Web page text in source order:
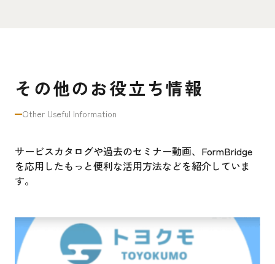
その他のお役立ち情報
Other Useful Information
サービスカタログや過去のセミナー動画、FormBridge
を応用したもっと便利な活用方法などを紹介していま
す。